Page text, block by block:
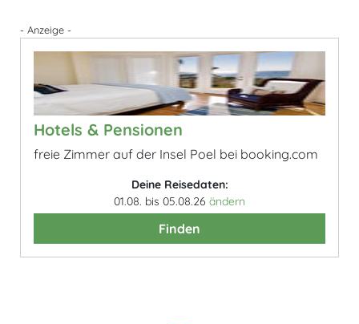
- Anzeige -
Hotels & Pensionen
freie Zimmer auf der Insel Poel bei booking.com
Deine Reisedaten:
01.08. bis 05.08.26 ändern
Finden